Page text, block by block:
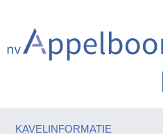
KAVELINFORMATIE